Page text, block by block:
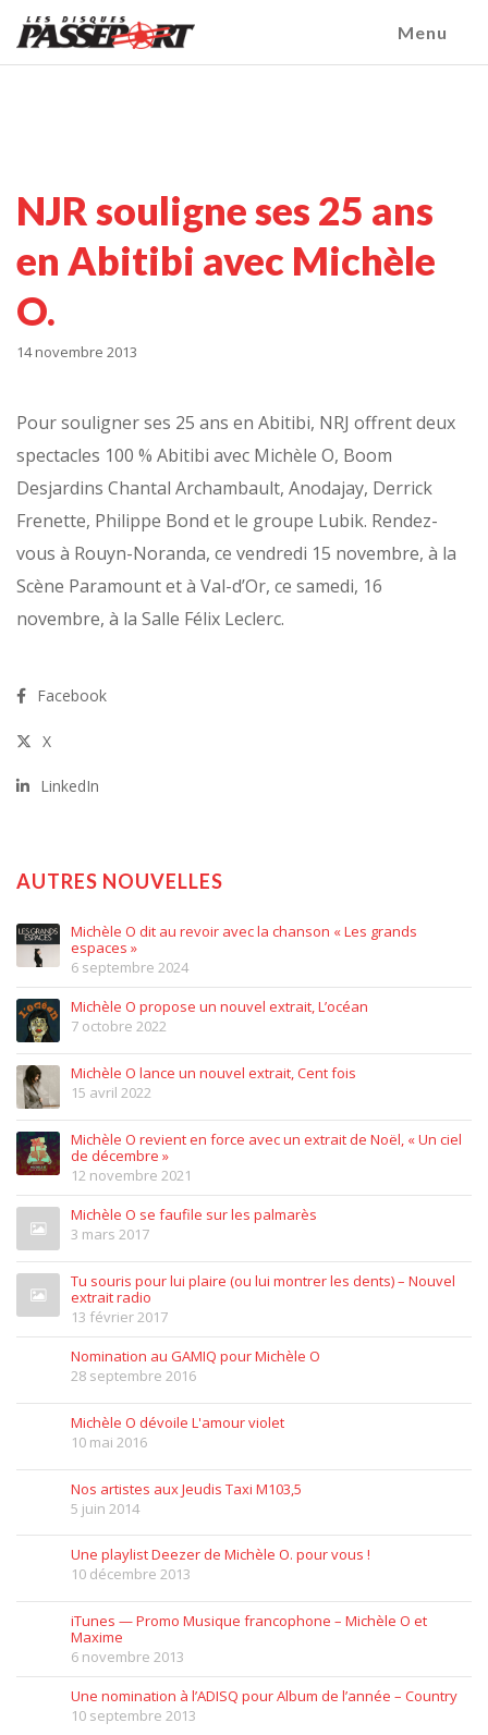
Menu
NJR souligne ses 25 ans
en Abitibi avec Michèle
O.
14 novembre 2013
Pour souligner ses 25 ans en Abitibi, NRJ offrent deux
spectacles 100 % Abitibi avec Michèle O, Boom
Desjardins Chantal Archambault, Anodajay, Derrick
Frenette, Philippe Bond et le groupe Lubik. Rendez-
vous à Rouyn-Noranda, ce vendredi 15 novembre, à la
Scène Paramount et à Val-d’Or, ce samedi, 16
novembre, à la Salle Félix Leclerc.
Facebook
X
LinkedIn
AUTRES NOUVELLES
Michèle O dit au revoir avec la chanson « Les grands
espaces »
6 septembre 2024
Michèle O propose un nouvel extrait, L’océan
7 octobre 2022
Michèle O lance un nouvel extrait, Cent fois
15 avril 2022
Michèle O revient en force avec un extrait de Noël, « Un ciel
de décembre »
12 novembre 2021
Michèle O se faufile sur les palmarès
3 mars 2017
Tu souris pour lui plaire (ou lui montrer les dents) – Nouvel
extrait radio
13 février 2017
Nomination au GAMIQ pour Michèle O
28 septembre 2016
Michèle O dévoile L'amour violet
10 mai 2016
Nos artistes aux Jeudis Taxi M103,5
5 juin 2014
Une playlist Deezer de Michèle O. pour vous !
10 décembre 2013
iTunes — Promo Musique francophone – Michèle O et
Maxime
6 novembre 2013
Une nomination à l’ADISQ pour Album de l’année – Country
10 septembre 2013